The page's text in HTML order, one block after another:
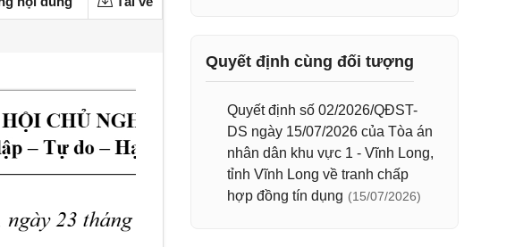
Quyết định cùng đối tượng
Quyết định số 02/2026/QĐST-
DS ngày 15/07/2026 của Tòa án
nhân dân khu vực 1 - Vĩnh Long,
tỉnh Vĩnh Long về tranh chấp
hợp đồng tín dụng (15/07/2026)